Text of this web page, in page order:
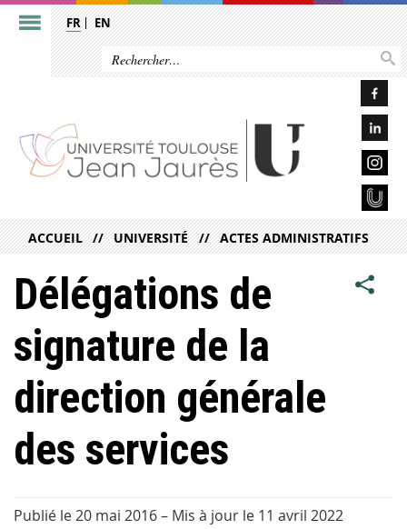
FR EN
ACCUEIL UNIVERSITÉ ACTES ADMINISTRATIFS
Délégations de
signature de la
direction générale
des services
Publié le 20 mai 2016– Mis à jour le 11 avril 2022